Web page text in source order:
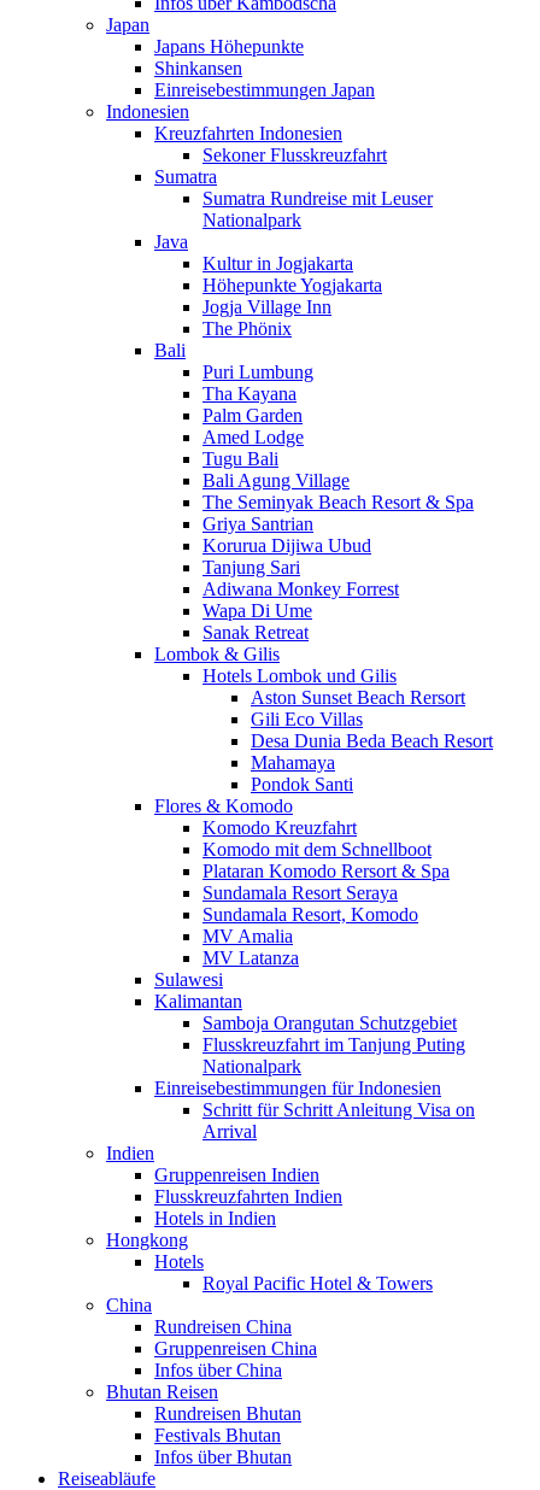
Japan
Japans Höhepunkte
Shinkansen
Einreisebestimmungen Japan
Indonesien
Kreuzfahrten Indonesien
Sekoner Flusskreuzfahrt
Sumatra
Sumatra Rundreise mit Leuser
Nationalpark
Java
Kultur in Jogjakarta
Höhepunkte Yogjakarta
Jogja Village Inn
The Phönix
Bali
Puri Lumbung
Tha Kayana
Palm Garden
Amed Lodge
Tugu Bali
Bali Agung Village
The Seminyak Beach Resort & Spa
Griya Santrian
Korurua Dijiwa Ubud
Tanjung Sari
Adiwana Monkey Forrest
Wapa Di Ume
Sanak Retreat
Lombok & Gilis
Hotels Lombok und Gilis
Aston Sunset Beach Rersort
Gili Eco Villas
Desa Dunia Beda Beach Resort
Mahamaya
Pondok Santi
Flores & Komodo
Komodo Kreuzfahrt
Komodo mit dem Schnellboot
Plataran Komodo Rersort & Spa
Sundamala Resort Seraya
Sundamala Resort, Komodo
MV Amalia
MV Latanza
Sulawesi
Kalimantan
Samboja Orangutan Schutzgebiet
Flusskreuzfahrt im Tanjung Puting
Nationalpark
Einreisebestimmungen für Indonesien
Schritt für Schritt Anleitung Visa on
Arrival
Indien
Gruppenreisen Indien
Flusskreuzfahrten Indien
Hotels in Indien
Hongkong
Hotels
Royal Pacific Hotel & Towers
China
Rundreisen China
Gruppenreisen China
Infos über China
Bhutan Reisen
Rundreisen Bhutan
Festivals Bhutan
Infos über Bhutan
Reiseabläufe